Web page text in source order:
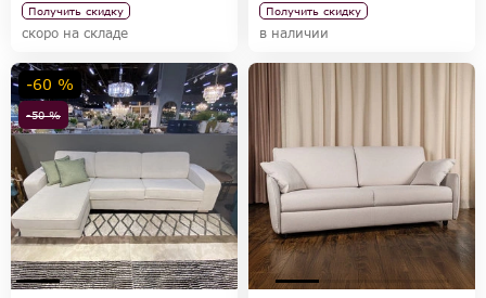
Получить скидку
скоро на складе
Получить скидку
в наличии
-50 %
-60 %